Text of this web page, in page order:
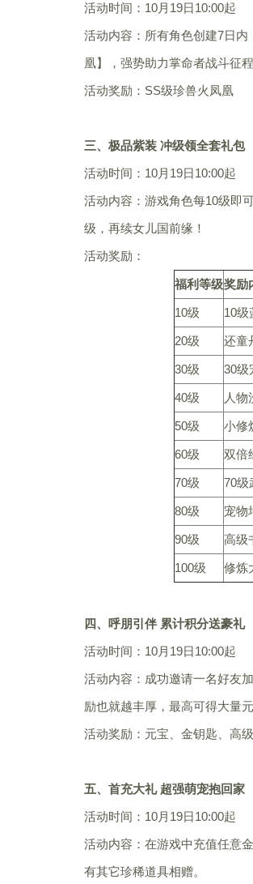
活动时间：10月19日10:00起
活动内容：所有角色创建7日
凰】，强势助力掌命者战斗征程
活动奖励：SS级珍兽火凤凰
三、极品紫装 冲级领全套礼包
活动时间：10月19日10:00起
活动内容：游戏角色每10级即
级，再续女儿国前缘！
活动奖励：
福利等级奖励
10级 10级
20级 还童
30级 30级
40级 人物
50级 小修
60级 双倍
70级 70级
80级 宠物
90级 高级
100级 修炼
四、呼朋引伴 累计积分送豪礼
活动时间：10月19日10:00起
活动内容：成功邀请一名好友
励也就越丰厚，最高可得大量
活动奖励：元宝、金钥匙、高
五、首充大礼 超强萌宠抱回家
活动时间：10月19日10:00起
活动内容：在游戏中充值任意
有其它珍稀道具相赠。